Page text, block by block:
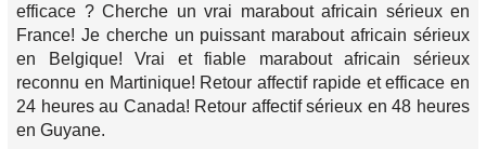
efficace ? Cherche un vrai marabout africain sérieux en
France! Je cherche un puissant marabout africain sérieux
en Belgique! Vrai et fiable marabout africain sérieux
reconnu en Martinique! Retour affectif rapide et efficace en
24 heures au Canada! Retour affectif sérieux en 48 heures
en Guyane.